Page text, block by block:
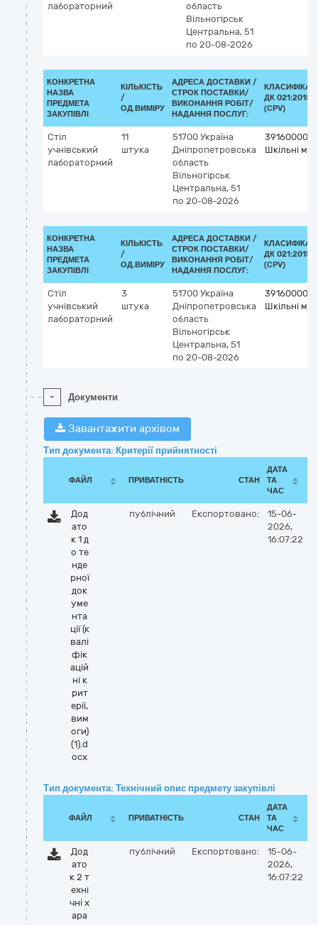
лабораторний
область
Вільногірськ
Центральна, 51
по 20-08-2026
КОНКРЕТНА
НАЗВА
ПРЕДМЕТА
ЗАКУПІВЛІ
КІЛЬКІСТЬ
/
ОД.ВИМІРУ
АДРЕСА ДОСТАВКИ /
СТРОК ПОСТАВКИ/
ВИКОНАННЯ РОБІТ/
НАДАННЯ ПОСЛУГ:
ДК 021:2015
(CPV)
Стіл
учнівський
лабораторний
11
штука
51700 Україна
Дніпропетровська
область
Вільногірськ
Центральна, 51
по 20-08-2026
39160000-1
Шкільні
КОНКРЕТНА
НАЗВА
ПРЕДМЕТА
ЗАКУПІВЛІ
КІЛЬКІСТЬ
/
ОД.ВИМІРУ
АДРЕСА ДОСТАВКИ /
СТРОК ПОСТАВКИ/
ВИКОНАННЯ РОБІТ/
НАДАННЯ ПОСЛУГ:
ДК 021:2015
(CPV)
Стіл
учнівський
лабораторний
3
штука
51700 Україна
Дніпропетровська
область
Вільногірськ
Центральна, 51
по 20-08-2026
39160000-1
Шкільні
- Документи
Завантажити архівом
Тип документа: Критерії прийнятності
ФАЙЛ ПРИВАТНІСТЬ СТАН
ДАТА
ТА
ЧАС
Дод
ато
к 1 д
о те
нде
рної
док
уме
нта
ції (к
валі
фік
ацій
ні к
рит
ерії,
вим
оги)
(1).d
ocx
публічний Експортовано:
15-06-
2026,
16:07:22
Тип документа: Технічний опис предмету закупівлі
ФАЙЛ ПРИВАТНІСТЬ СТАН
ДАТА
ТА
ЧАС
Дод
ато
к 2 т
ехні
чні х
ара
публічний Експортовано:
15-06-
2026,
16:07:22